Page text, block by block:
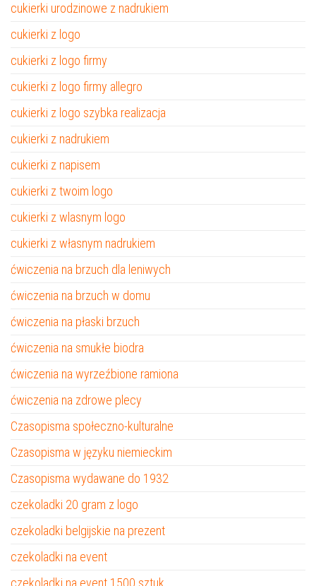
cukierki urodzinowe z nadrukiem
cukierki z logo
cukierki z logo firmy
cukierki z logo firmy allegro
cukierki z logo szybka realizacja
cukierki z nadrukiem
cukierki z napisem
cukierki z twoim logo
cukierki z wlasnym logo
cukierki z własnym nadrukiem
ćwiczenia na brzuch dla leniwych
ćwiczenia na brzuch w domu
ćwiczenia na płaski brzuch
ćwiczenia na smukłe biodra
ćwiczenia na wyrzeźbione ramiona
ćwiczenia na zdrowe plecy
Czasopisma społeczno-kulturalne
Czasopisma w języku niemieckim
Czasopisma wydawane do 1932
czekoladki 20 gram z logo
czekoladki belgijskie na prezent
czekoladki na event
czekoladki na event 1500 sztuk